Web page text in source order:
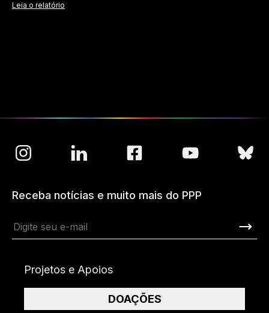
Leia o relatório
Receba notícias e muito mais do PPP
Projetos e Apoios
DOAÇÕES